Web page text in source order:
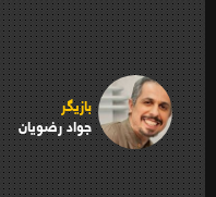
بازیگر
جواد رضویان